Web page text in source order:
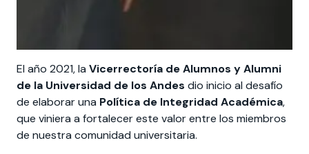
El año 2021, la Vicerrectoría de Alumnos y Alumni
de la Universidad de los Andes dio inicio al desafío
de elaborar una Política de Integridad Académica,
que viniera a fortalecer este valor entre los miembros
de nuestra comunidad universitaria.